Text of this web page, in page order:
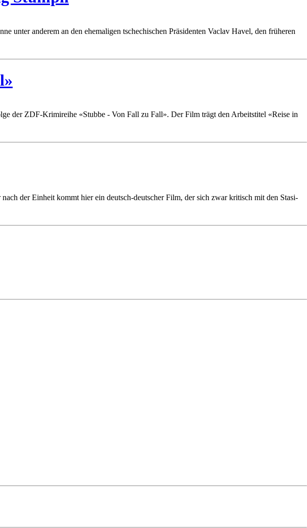
anderem an den ehemaligen tschechischen Präsidenten Vaclav Havel, den früheren
der ZDF-Krimireihe «Stubbe - Von Fall zu Fall». Der Film trägt den Arbeitstitel «Reise in
der Einheit kommt hier ein deutsch-deutscher Film, der sich zwar kritisch mit den Stasi-